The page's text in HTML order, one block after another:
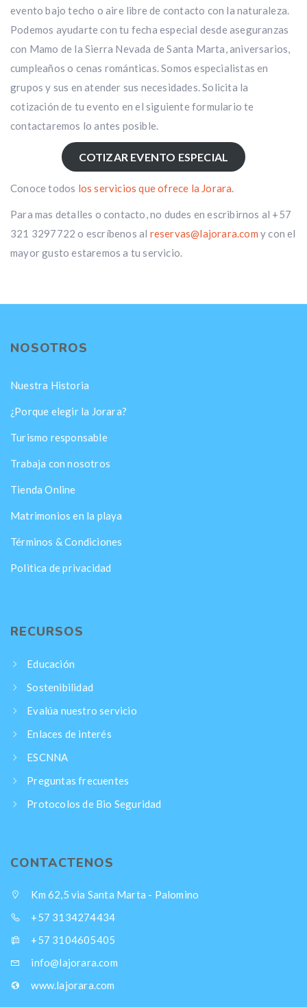
evento bajo techo o aire libre de contacto con la naturaleza.
Podemos ayudarte con tu fecha especial desde aseguranzas
con Mamo de la Sierra Nevada de Santa Marta, aniversarios,
cumpleaños o cenas románticas. Somos especialistas en
grupos y sus en atender sus necesidades. Solicita la
cotización de tu evento en el siguiente formulario te
contactaremos lo antes posible.
COTIZAR EVENTO ESPECIAL
Conoce todos los servicios que ofrece la Jorara.
Para mas detalles o contacto, no dudes en escribirnos al +57
321 3297722 o escríbenos al reservas@lajorara.com y con el
mayor gusto estaremos a tu servicio.
NOSOTROS
Nuestra Historia
¿Porque elegir la Jorara?
Turismo responsable
Trabaja con nosotros
Tienda Online
Matrimonios en la playa
Términos & Condiciones
Politica de privacidad
RECURSOS
Educación
Sostenibilidad
Evalúa nuestro servicio
Enlaces de interés
ESCNNA
Preguntas frecuentes
Protocolos de Bio Seguridad
CONTACTENOS
Km 62,5 via Santa Marta - Palomino
+57 3134274434
+57 3104605405
info@lajorara.com
www.lajorara.com